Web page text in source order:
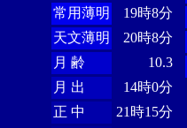
常用薄明
19時8分
天文薄明
20時8分
月 齢
10.3
月 出
14時0分
正 中
21時15分